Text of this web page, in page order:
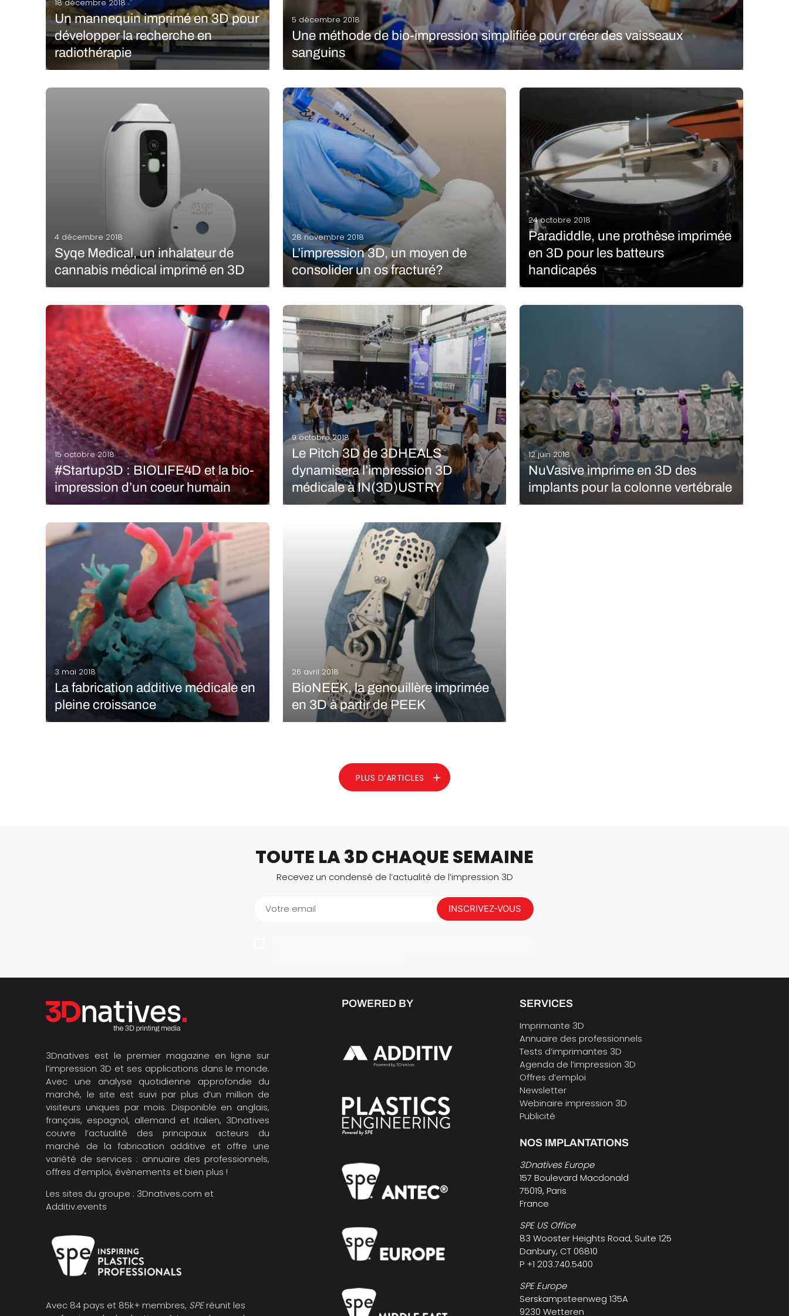
18 décembre 2018
Un mannequin imprimé en 3D pour
développer la recherche en
radiothérapie
un corps taille réelle pour accélérer ses travaux de
recherche en radiothérapie. Meagan Moore est à
l’origine du projet Phantom, alias Marie, un…
5 décembre 2018
Une méthode de bio-impression simplifiée pour créer des vaisseaux
sanguins
impression pour produire des réseaux de vaisseaux sanguins, capables de maintenir en vie une tumeur du
cancer du sein en dehors du corps. Ils…
LIRE LA SUITE
4 décembre 2018
Syqe Medical, un inhalateur de
cannabis médical imprimé en 3D
développé un inhalateur de cannabis imprimé en
3D afin de proposer un traitement pharmaceutique
sur mesure. Cet outil vient transformer la plante afin
de répondre aux exigences pharmaceutiques du
marché et…
LIRE LA SUITE
28 novembre 2018
L’impression 3D, un moyen de
consolider un os fracturé?
travaille sur un processus d’impression 3D pour
soigner plus efficacement les fractures,
particulièrement ceux des militaires américains. Le
Dr Szivek, ingénieur biomédical et professeur de
chirurgie orthopédique en charge de l’étude, vient
de…LIRE LA SUITE
24 octobre 2018
Paradiddle, une prothèse imprimée
en 3D pour les batteurs
handicapés
15 octobre 2018
#Startup3D : BIOLIFE4D et la bio-
impression d’un coeur humain
particulièrement le médical. Selon l’étude Medical
AM3DP 2018 Annual Report, la fabrication additive
médicale connaît une croissance annuelle de 21%
en termes de revenus – le marché a été évalué à
$7,3 milliards…
LIRE LA SUITE
9 octobre 2018
Le Pitch 3D de 3DHEALS
dynamisera l’impression 3D
médicale à IN(3D)USTRY
spécialisée dans le secteur de la santé, déjà
réputée pour avoir organisé plusieurs évènements
aux Etats-Unis et dans quelques pays européens.
Cette année, elle devient partenaire de la 3ème
édition du salon IN(3D)USTRY et…
LIRE LA SUITE
12 juin 2018
NuVasive imprime en 3D des
implants pour la colonne vertébrale
3 mai 2018
La fabrication additive médicale en
pleine croissance
26 avril 2018
BioNEEK, la genouillère imprimée
en 3D à partir de PEEK
le plus souvent utilisé pour des applications dans
l’aéronautique, l’automobile mais aussi le secteur
médical étant donné…
LIRE LA SUITE
PLUS D’ARTICLES
TOUTE LA 3D CHAQUE SEMAINE
Recevez un condensé de l’actualité de l’impression 3D
Votre email INSCRIVEZ-VOUS
3Dnatives est le premier magazine en ligne sur
l’impression 3D et ses applications dans le monde.
Avec une analyse quotidienne approfondie du
marché, le site est suivi par plus d’un million de
visiteurs uniques par mois. Disponible en anglais,
français, espagnol, allemand et italien, 3Dnatives
couvre l’actualité des principaux acteurs du
marché de la fabrication additive et offre une
variété de services : annuaire des professionnels,
offres d’emploi, évènements et bien plus !
Les sites du groupe : 3Dnatives.com et
Additiv.events
Avec 84 pays et 85k+ membres, SPEréunit les
POWERED BY SERVICES
Imprimante 3D
Annuaire des professionnels
Tests d’imprimantes 3D
Agenda de l’impression 3D
Offres d’emploi
Newsletter
Webinaire impression 3D
Publicité
NOS IMPLANTATIONS
3Dnatives Europe
157 Boulevard Macdonald
75019, Paris
France
SPE US Office
83 Wooster Heights Road, Suite 125
Danbury, CT 06810
P +1 203.740.5400
SPE Europe
Serskampsteenweg 135A
9230 Wetteren